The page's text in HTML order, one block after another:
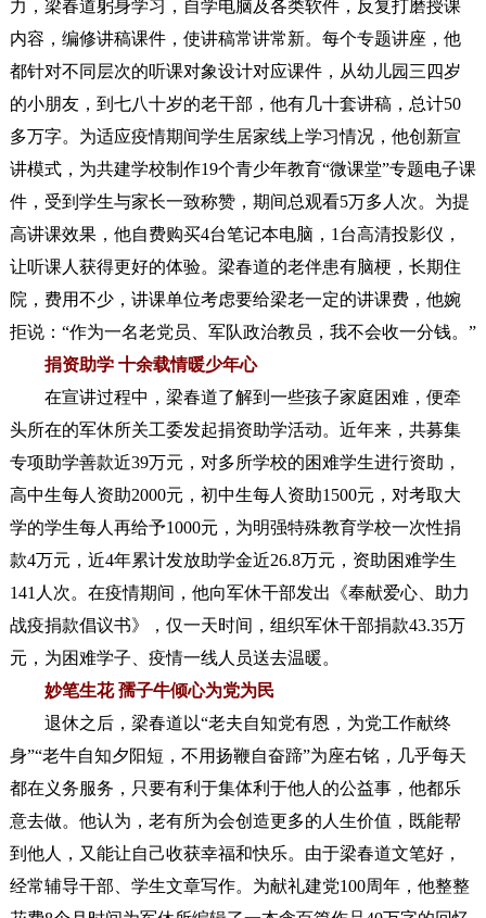
力，梁春道躬身学习，自学电脑及各类软件，反复打磨授课
内容，编修讲稿课件，使讲稿常讲常新。每个专题讲座，他
都针对不同层次的听课对象设计对应课件，从幼儿园三四岁
的小朋友，到七八十岁的老干部，他有几十套讲稿，总计50
多万字。为适应疫情期间学生居家线上学习情况，他创新宣
讲模式，为共建学校制作19个青少年教育“微课堂”专题电子课
件，受到学生与家长一致称赞，期间总观看5万多人次。为提
高讲课效果，他自费购买4台笔记本电脑，1台高清投影仪，
让听课人获得更好的体验。梁春道的老伴患有脑梗，长期住
院，费用不少，讲课单位考虑要给梁老一定的讲课费，他婉
拒说：“作为一名老党员、军队政治教员，我不会收一分钱。”
捐资助学 十余载情暖少年心
在宣讲过程中，梁春道了解到一些孩子家庭困难，便牵
头所在的军休所关工委发起捐资助学活动。近年来，共募集
专项助学善款近39万元，对多所学校的困难学生进行资助，
高中生每人资助2000元，初中生每人资助1500元，对考取大
学的学生每人再给予1000元，为明强特殊教育学校一次性捐
款4万元，近4年累计发放助学金近26.8万元，资助困难学生
141人次。在疫情期间，他向军休干部发出《奉献爱心、助力
战疫捐款倡议书》，仅一天时间，组织军休干部捐款43.35万
元，为困难学子、疫情一线人员送去温暖。
妙笔生花 孺子牛倾心为党为民
退休之后，梁春道以“老夫自知党有恩，为党工作献终
身”“老牛自知夕阳短，不用扬鞭自奋蹄”为座右铭，几乎每天
都在义务服务，只要有利于集体利于他人的公益事，他都乐
意去做。他认为，老有所为会创造更多的人生价值，既能帮
到他人，又能让自己收获幸福和快乐。由于梁春道文笔好，
经常辅导干部、学生文章写作。为献礼建党100周年，他整整